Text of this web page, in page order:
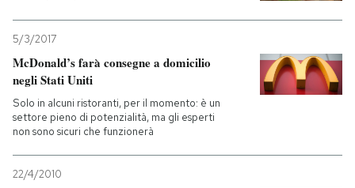
5/3/2017
McDonald’s farà consegne a domicilio
negli Stati Uniti
Solo in alcuni ristoranti, per il momento: è un
settore pieno di potenzialità, ma gli esperti
non sono sicuri che funzionerà
22/4/2010